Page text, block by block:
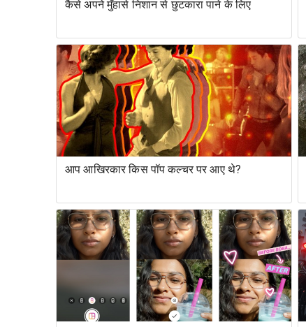
कैसे अपने मुँहासे निशान से छुटकारा पाने के लिए
आप आखिरकार किस पॉप कल्चर पर आए थे?